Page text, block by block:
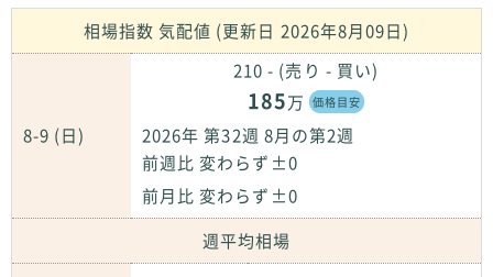
相場指数 気配値 (更新日 2026年8月09日)
8-9 (日)
210 - (売り - 買い)
185万 価格目安
2026年 第32週 8月の第2週
前週比 変わらず±0
前月比 変わらず±0
週平均相場